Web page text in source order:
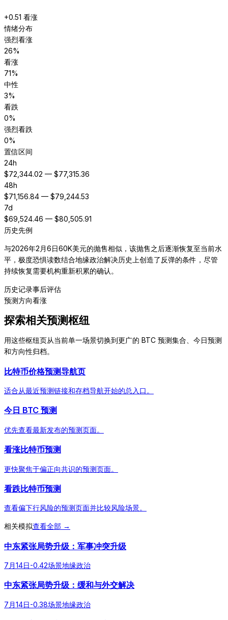
+0.51 看涨
情绪分布
强烈看涨
26%
看涨
71%
中性
3%
看跌
0%
强烈看跌
0%
置信区间
24h
$72,344.02 — $77,315.36
48h
$71,156.84 — $79,244.53
7d
$69,524.46 — $80,505.91
历史先例
与2026年2月6日60K美元的抛售相似，该抛售之后逐渐恢复至当前水
平，极度恐惧读数结合地缘政治解决历史上创造了反弹的条件，尽管
持续恢复需要机构重新积累的确认。
历史记录事后评估
预测方向看涨
探索相关预测枢纽
用这些枢纽页从当前单一场景切换到更广的 BTC 预测集合、今日预测
和方向性归档。
比特币价格预测导航页
适合从最近预测链接和存档导航开始的总入口。
今日 BTC 预测
优先查看最新发布的预测页面。
看涨比特币预测
更快聚焦于偏正向共识的预测页面。
看跌比特币预测
查看偏下行风险的预测页面并比较风险场景。
相关模拟查看全部 →
中东紧张局势升级：军事冲突升级
7月14日-0.42场景地缘政治
中东紧张局势升级：缓和与外交解决
7月14日-0.38场景地缘政治